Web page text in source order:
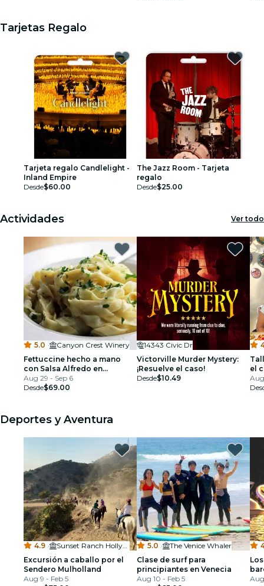
Tarjetas Regalo
Tarjeta regalo Candlelight -
Inland Empire
Desde$60.00
The Jazz Room - Tarjeta
regalo
Desde$25.00
Actividades Ver todo
5.0 ·
Canyon Crest Winery
Fettuccine hecho a mano
con Salsa Alfredo en
Riverside
Aug 29 - Sep 6
Desde$69.00
14343 Civic Dr
Victorville Murder Mystery:
¡Resuelve el caso!
Desde$10.49
el
Deportes y Aventura
4.9 ·
Sunset Ranch Hollywood
Excursión a caballo por el
Sendero Mulholland
Aug 9 - Feb 5
5.0 ·
The Venice Whaler
Clase de surf para
principiantes en Venecia
Aug 10 - Feb 5